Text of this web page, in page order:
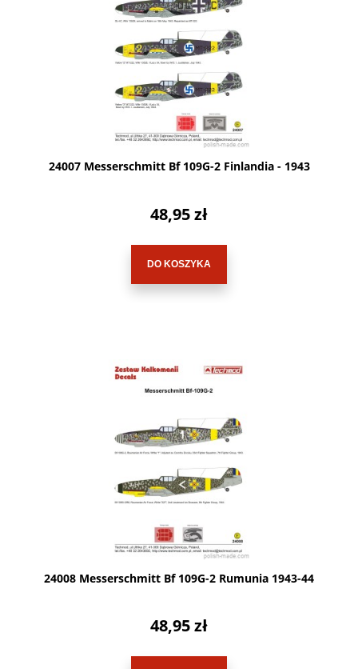
24007 Messerschmitt Bf 109G-2 Finlandia - 1943
48,95 zł
DO KOSZYKA
24008 Messerschmitt Bf 109G-2 Rumunia 1943-44
48,95 zł